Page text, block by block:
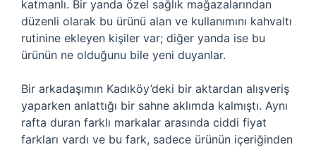
katmanlı. Bir yanda özel sağlık mağazalarından
düzenli olarak bu ürünü alan ve kullanımını kahvaltı
rutinine ekleyen kişiler var; diğer yanda ise bu
ürünün ne olduğunu bile yeni duyanlar.
Bir arkadaşımın Kadıköy’deki bir aktardan alışveriş
yaparken anlattığı bir sahne aklımda kalmıştı. Aynı
rafta duran farklı markalar arasında ciddi fiyat
farkları vardı ve bu fark, sadece ürünün içeriğinden